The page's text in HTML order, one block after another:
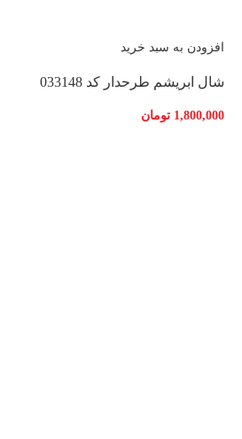
افزودن به سبد خرید
شال ابریشم طرحدار کد 033148
1,800,000 تومان